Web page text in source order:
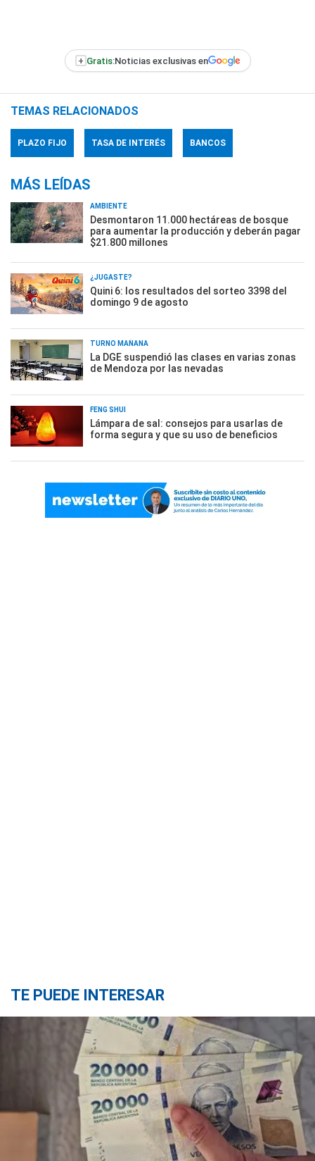
+ Gratis:Noticias exclusivas en
TEMAS RELACIONADOS
PLAZO FIJO TASA DE INTERÉS BANCOS
MÁS LEÍDAS
AMBIENTE
Desmontaron 11.000 hectáreas de bosque
para aumentar la producción y deberán pagar
$21.800 millones
¿JUGASTE?
Quini 6: los resultados del sorteo 3398 del
domingo 9 de agosto
TURNO MAÑANA
La DGE suspendió las clases en varias zonas
de Mendoza por las nevadas
FENG SHUI
Lámpara de sal: consejos para usarlas de
forma segura y que su uso de beneficios
TE PUEDE INTERESAR